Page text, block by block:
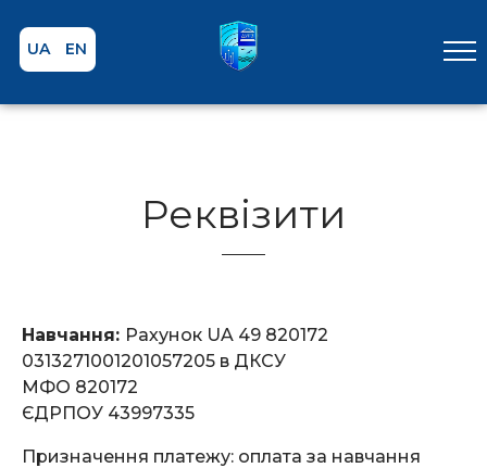
UA EN
Реквізити
Навчання: Рахунок UA 49 820172
0313271001201057205 в ДКСУ
МФО 820172
ЄДРПОУ 43997335
Призначення платежу: оплата за навчання